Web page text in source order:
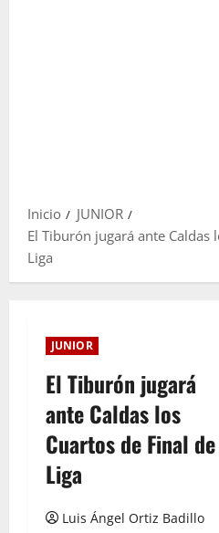
Inicio
JUNIOR
El Tiburón jugará ante Caldas
Liga
JUNIOR
El Tiburón jugará
ante Caldas los
Cuartos de Final de
Liga
Luis Ángel Ortiz Badillo